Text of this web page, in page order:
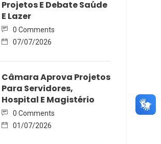
Projetos E Debate Saúde
E Lazer
0 Comments
07/07/2026
Câmara Aprova Projetos
Para Servidores,
Hospital E Magistério
0 Comments
01/07/2026